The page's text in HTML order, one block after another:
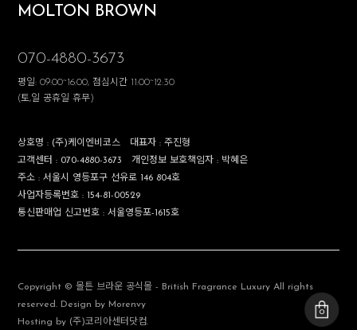
0
MOLTON BROWN
070-4880-3673
평일: 09:00~16:00, 점심시간 11:00~12:30
(토,일 공휴일 휴무)
상호명 :(주)케이엔비코스 대표자 :주진형
고객센터 : 070-4880-3673 개인정보 보호책임자 : 박혜은
주소 :서울시 영등포구 선유로 146 804호
사업자등록번호 : 154-81-00529
통신판매업 신고번호 :서울영등포-1615호
Copyright © 몰튼 브라운 공식몰 - British Fragrance Luxury All rights
reserved. Design by Morenvy
Hosting by (주)코리아센터닷컴.